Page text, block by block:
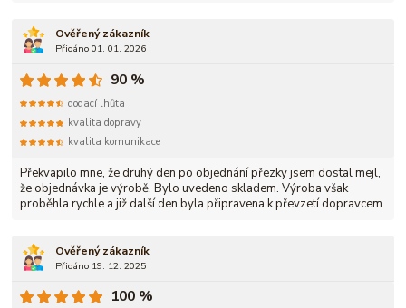
Ověřený zákazník
Přidáno 01. 01. 2026
Překvapilo mne, že druhý den po objednání přezky jsem dostal mejl,
že objednávka je výrobě. Bylo uvedeno skladem. Výroba však
proběhla rychle a již další den byla připravena k převzetí dopravcem.
90 %
dodací lhůta
kvalita dopravy
kvalita komunikace
Ověřený zákazník
Přidáno 19. 12. 2025
100 %